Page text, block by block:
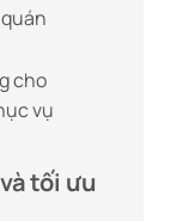
cho
vụ
tối ưu